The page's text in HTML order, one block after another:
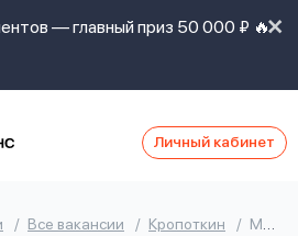
— главный приз 50 000 ₽ 🔥
Личный кабинет
Все вакансии Кропоткин Менеджер по работе с клиентами